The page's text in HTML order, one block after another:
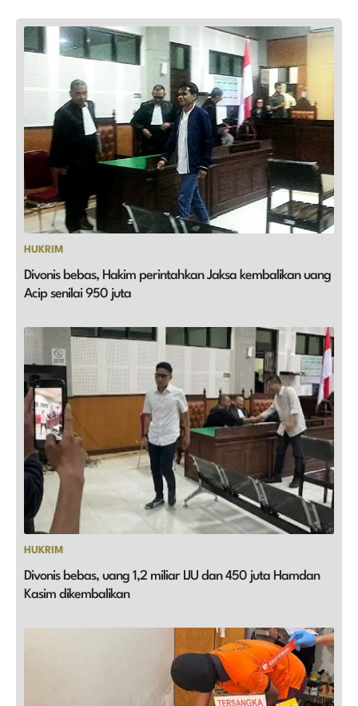
HUKRIM
Divonis bebas, Hakim perintahkan Jaksa kembalikan uang
Acip senilai 950 juta
HUKRIM
Divonis bebas, uang 1,2 miliar IJU dan 450 juta Hamdan
Kasim dikembalikan